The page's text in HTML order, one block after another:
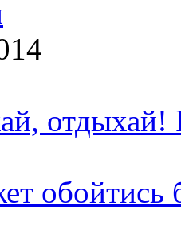
отдыхай!
обойтись